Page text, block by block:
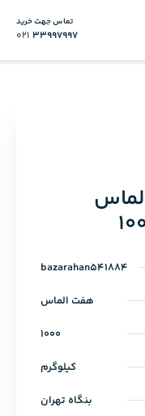
تماس جهت خرید
021 33997997
bazarahan541884
هفت الماس
1000
کیلوگرم
بنگاه تهران